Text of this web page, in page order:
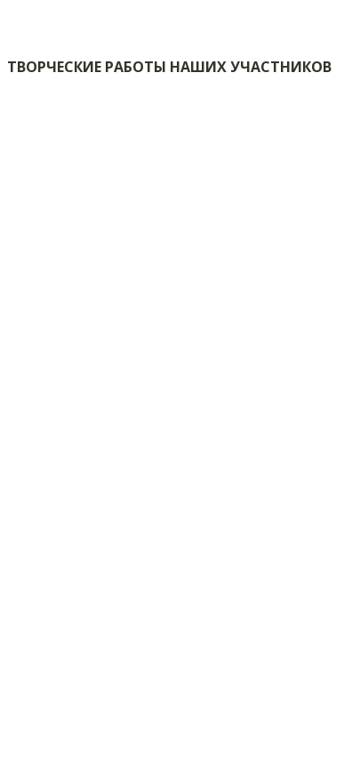
ТВОРЧЕСКИЕ РАБОТЫ НАШИХ УЧАСТНИКОВ